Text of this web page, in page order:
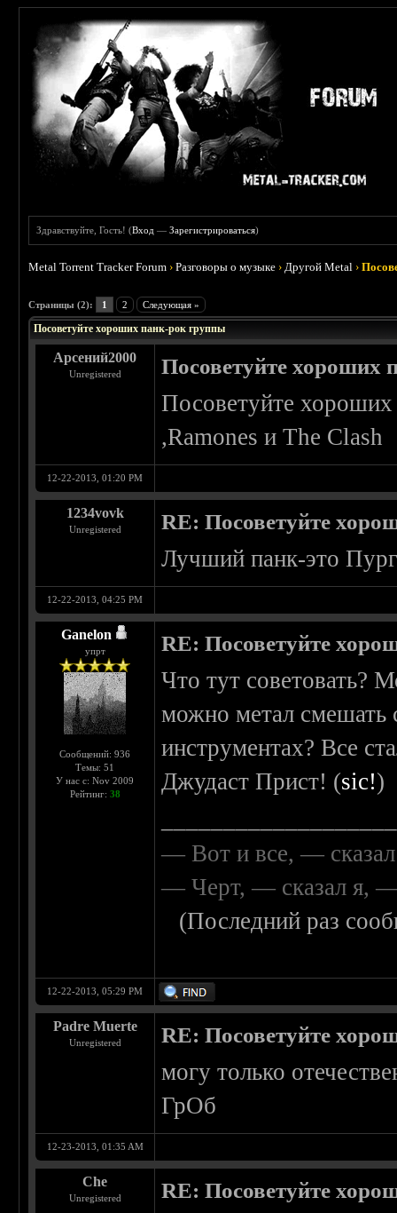
Здравствуйте, Гость! (Вход —Зарегистрироваться)
Metal Torrent Tracker Forum ›Разговоры о музыке ›Другой Metal ›
Страницы (2): 1 2 Следующая »
Посоветуйте хороших панк-рок группы
Арсений2000
Unregistered Посоветуйте хороших
Посоветуйте
,Ramones и The Clash
12-22-2013, 01:20 PM
1234vovk
Unregistered RE: Посоветуйте
Лучший панк-это
12-22-2013, 04:25 PM
Ganelon
упрт
Сообщений: 936
Темы: 51
У нас с: Nov 2009
Рейтинг: 38
RE: Посоветуйте
Что тут советовать?
можно метал смешать
инструментах? Все
Джудаст Прист! (sic!)
— Вот и все, —
— Черт, — сказал я, —
(Последний раз
12-22-2013, 05:29 PM
Padre Muerte
Unregistered RE: Посоветуйте
могу только
ГрОб
12-23-2013, 01:35 AM
Che
Unregistered RE: Посоветуйте